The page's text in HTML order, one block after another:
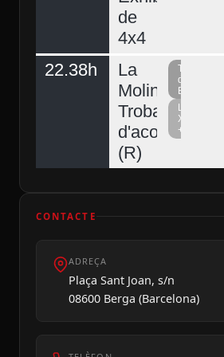
de
4x4
22.38h
La
Molina,
Trobada
d'acordionistes
(R)
Televisió
del
Berguedà
La
Xarxa
+
CONTACTE
ADREÇA
Plaça Sant Joan, s/n
08600 Berga (Barcelona)